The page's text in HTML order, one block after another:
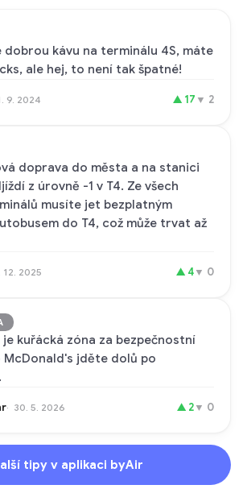
dobrou kávu na terminálu 4S, máte
ale hej, to není tak špatné!
9. 2024 ▲ 17 ▼ 2
doprava do města a na stanici
z úrovně -1 v T4. Ze všech
musíte jet bezplatným
do T4, což může trvat až
12. 2025 ▲ 4▼ 0
je kuřácká zóna za bezpečnostní
jděte dolů po
30. 5. 2026 ▲ 2▼ 0
tipy v aplikaci byAir